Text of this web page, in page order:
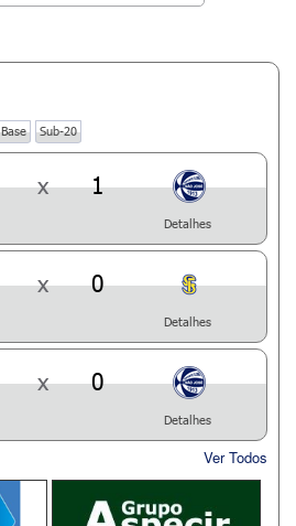
Base Sub-20
x 1
Detalhes
x 0
Detalhes
x 0
Detalhes
Ver Todos